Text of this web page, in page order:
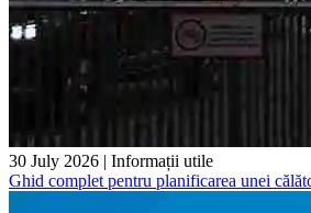
30 July 2026 | Informații utile
Ghid complet pentru planificarea unei